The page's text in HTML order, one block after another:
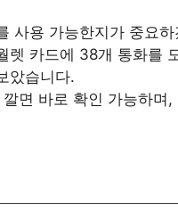
사용 가능한지가 중요
렛 카드에 38개 통화를
았습니다.
면 바로 확인 가능하며